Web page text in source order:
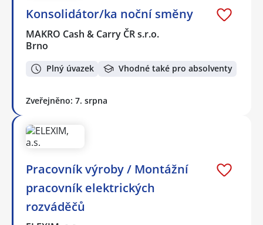
Konsolidátor/ka noční směny
MAKRO Cash & Carry ČR s.r.o.
Brno
Plný úvazek Vhodné také pro absolventy
Zveřejněno: 7. srpna
Pracovník výroby / Montážní
pracovník elektrických
rozváděčů